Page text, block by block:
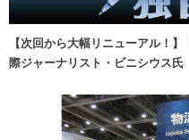
【次回から大幅リニューアル！
際ジャーナリスト・ビニシウス氏